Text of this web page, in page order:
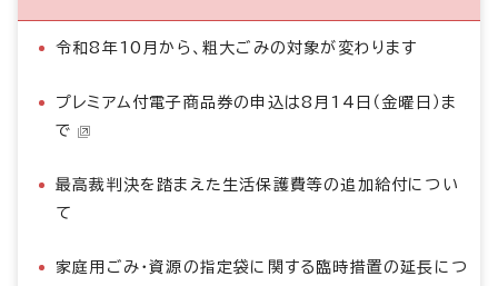
令和8年10月から、粗大ごみの対象が変わります
プレミアム付電子商品券の申込は8月14日（金曜日）ま
で
最高裁判決を踏まえた生活保護費等の追加給付につい
て
家庭用ごみ・資源の指定袋に関する臨時措置の延長につ